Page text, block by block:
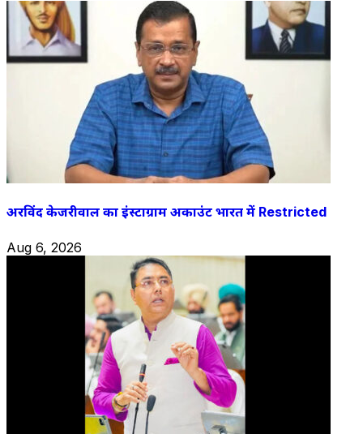
अरविंद केजरीवाल का इंस्टाग्राम अकाउंट भारत में Restricted
Aug 6, 2026